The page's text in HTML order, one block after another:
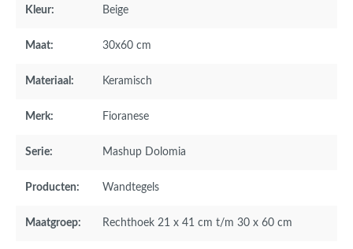
Kleur: Beige
Maat: 30x60 cm
Materiaal: Keramisch
Merk: Fioranese
Serie: Mashup Dolomia
Producten: Wandtegels
Maatgroep: Rechthoek 21 x 41 cm t/m 30 x 60 cm